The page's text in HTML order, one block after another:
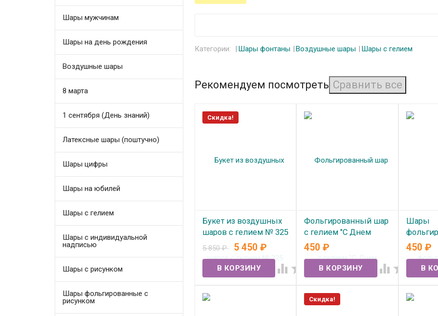
Шары мужчинам
Шары на день рождения
Воздушные шары
8 марта
1 сентября (День знаний)
Латексные шары (поштучно)
Шары цифры
Шары на юбилей
Шары с гелием
Шары с индивидуальной
надписью
Шары с рисунком
Шары фольгированные с
рисунком
Категории: Шары фонтаны Воздушные шары Шары с гелием
Рекомендуем посмотреть
Скидка!
Букет из воздушных
шаров с гелием № 325
В наличии
5 850₽ 5 450 ₽
 
Фольгированный шар
с гелием "С Днем
Рождения пионы"
В наличии
450₽
 
Шары
гелием
В
450 ₽
Скидка!